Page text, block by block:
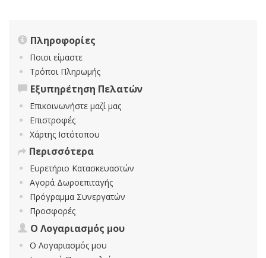
Πληροφορίες
Ποιοι είμαστε
Τρόποι Πληρωμής
Εξυπηρέτηση Πελατών
Επικοινωνήστε μαζί μας
Επιστροφές
Χάρτης Ιστότοπου
Περισσότερα
Ευρετήριο Κατασκευαστών
Αγορά Δωροεπιταγής
Πρόγραμμα Συνεργατών
Προσφορές
Ο Λογαριασμός μου
Ο Λογαριασμός μου